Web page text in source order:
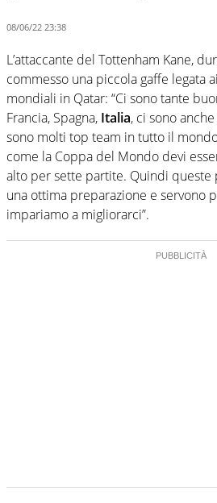
08/06/22 23:38
L’attaccante del Tottenham Kane,
commesso una piccola gaffe legata
mondiali in Qatar: “Ci sono tante
Francia, Spagna, Italia, ci sono
sono molti top team in tutto il
come la Coppa del Mondo devi
alto per sette partite. Quindi queste
una ottima preparazione e servono
impariamo a migliorarci”.